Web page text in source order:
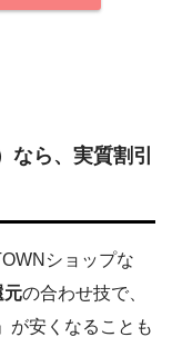
ら、実質割引
ショップな
元の合わせ技で、
が安くなることも